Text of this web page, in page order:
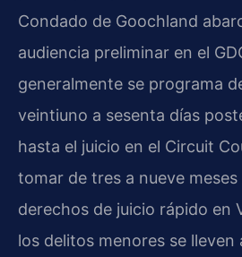
Condado de Goochland
audiencia preliminar en el
generalmente se programa
veintiuno a sesenta días
hasta el juicio en el Circuit
tomar de tres a nueve
derechos de juicio rápido en
los delitos menores se